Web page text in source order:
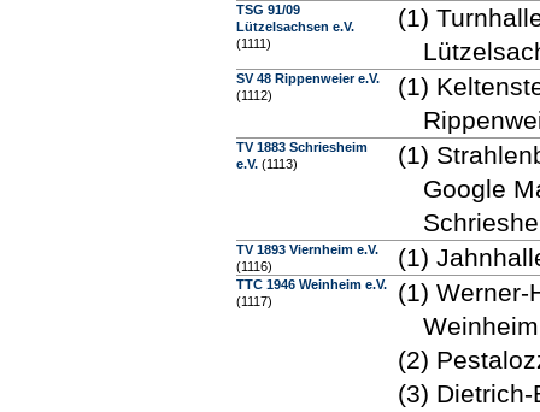
TSG 91/09
Lützelsachsen e.V.
(1111)
(1)
SV 48 Rippenweier e.V.
(1112)
(1)
TV 1883 Schriesheim
e.V. (1113)
(1)
Google
TV 1893 Viernheim e.V.
(1116)
(1)
TTC 1946 Weinheim e.V.
(1117)
(1) Werner-
Weinheim
(2)
(3)